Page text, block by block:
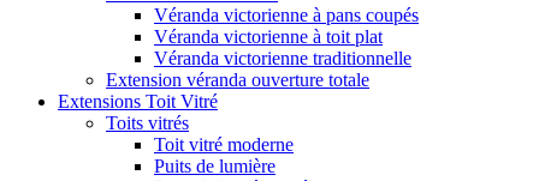
Véranda victorienne à pans coupés
Véranda victorienne à toit plat
Véranda victorienne traditionnelle
Extension véranda ouverture totale
Extensions Toit Vitré
Toits vitrés
Toit vitré moderne
Puits de lumière